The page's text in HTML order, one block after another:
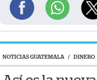
NOTICIAS GUATEMALA / DINERO